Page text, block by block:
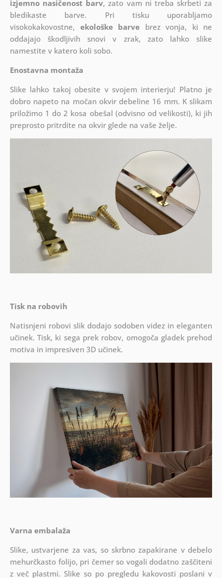
izjemno nasičenost barv, zato vam ni treba skrbeti za
bledikaste barve. Pri tisku uporabljamo
visokokakovostne, ekološke barve brez vonja, ki ne
oddajajo škodljivih snovi v zrak, zato lahko slike
namestite v katero koli sobo.
Enostavna montaža
Slike lahko takoj obesite v svojem interierju! Platno je
dobro napeto na močan okvir debeline 16 mm. K slikam
priložimo 1 do 2 kosa obešal (odvisno od velikosti), ki jih
preprosto pritrdite na okvir glede na vaše želje.
Tisk na robovih
Natisnjeni robovi slik dodajo sodoben videz in eleganten
učinek. Tisk, ki sega prek robov, omogoča gladek prehod
motiva in impresiven 3D učinek.
Varna embalaža
Slike, ustvarjene za vas, so skrbno zapakirane v debelo
mehurčkasto folijo, pri čemer so vogali dodatno zaščiteni
z več plastmi. Slike so po pregledu kakovosti poslani v